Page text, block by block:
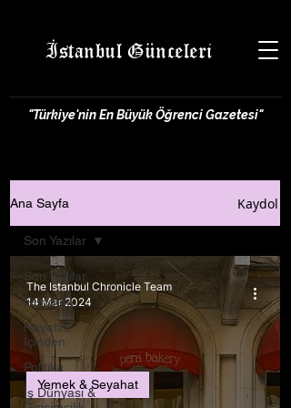
İstanbul Günceleri
"Türkiye'nin En Büyük Öğrenci Gazetesi"
Ana Sayfa Kaydol
Son Yazılar
Gündem
Hayatın
İçinden
Politika
İş Dünyası &
Son Yazılar
Yemek & Seyahat
The Istanbul Chronicle Team
14 Mar 2024